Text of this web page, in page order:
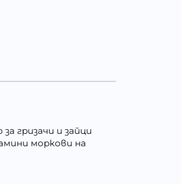
гризачи и зайци
моркови на